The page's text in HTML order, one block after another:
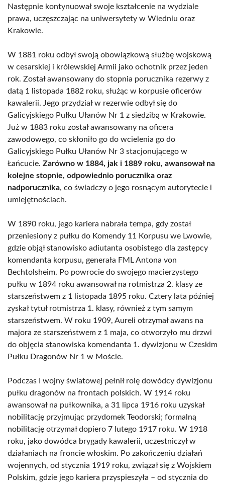
Następnie kontynuował swoje kształcenie na wydziale
prawa, uczęszczając na uniwersytety w Wiedniu oraz
Krakowie.
W 1881 roku odbył swoją obowiązkową służbę wojskową
w cesarskiej i królewskiej Armii jako ochotnik przez jeden
rok. Został awansowany do stopnia porucznika rezerwy z
datą 1 listopada 1882 roku, służąc w korpusie oficerów
kawalerii. Jego przydział w rezerwie odbył się do
Galicyjskiego Pułku Ułanów Nr 1 z siedzibą w Krakowie.
Już w 1883 roku został awansowany na oficera
zawodowego, co skłoniło go do wcielenia go do
Galicyjskiego Pułku Ułanów Nr 3 stacjonującego w
Łańcucie. Zarówno w 1884, jak i 1889 roku, awansował na
kolejne stopnie, odpowiednio porucznika oraz
nadporucznika, co świadczy o jego rosnącym autorytecie i
umiejętnościach.
W 1890 roku, jego kariera nabrała tempa, gdy został
przeniesiony z pułku do Komendy 11 Korpusu we Lwowie,
gdzie objął stanowisko adiutanta osobistego dla zastępcy
komendanta korpusu, generała FML Antona von
Bechtolsheim. Po powrocie do swojego macierzystego
pułku w 1894 roku awansował na rotmistrza 2. klasy ze
starszeństwem z 1 listopada 1895 roku. Cztery lata później
zyskał tytuł rotmistrza 1. klasy, również z tym samym
starszeństwem. W roku 1909, Aureli otrzymał awans na
majora ze starszeństwem z 1 maja, co otworzyło mu drzwi
do objęcia stanowiska komendanta 1. dywizjonu w Czeskim
Pułku Dragonów Nr 1 w Moście.
Podczas I wojny światowej pełnił rolę dowódcy dywizjonu
pułku dragonów na frontach polskich. W 1914 roku
awansował na pułkownika, a 31 lipca 1916 roku uzyskał
nobilitację przyjmując przydomek Teodorski; formalną
nobilitację otrzymał dopiero 7 lutego 1917 roku. W 1918
roku, jako dowódca brygady kawalerii, uczestniczył w
działaniach na froncie włoskim. Po zakończeniu działań
wojennych, od stycznia 1919 roku, związał się z Wojskiem
Polskim, gdzie jego kariera przyspieszyła – od stycznia do